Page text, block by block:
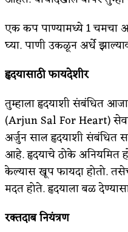
एक कप पाण्यामध्ये 1 चमचा
घ्या. पाणी उकळून अर्धे
हृदयासाठी फायदेशीर
तुम्हाला हृदयाशी संबंधित
(Arjun Sal For Heart)
अर्जुन साल हृदयाशी संबंधित
आहे. हृदयाचे ठोके अनियमित
केल्यास खूप फायदा होतो.
मदत होते. हृदयाला बळ
रक्तदाब नियंत्रण